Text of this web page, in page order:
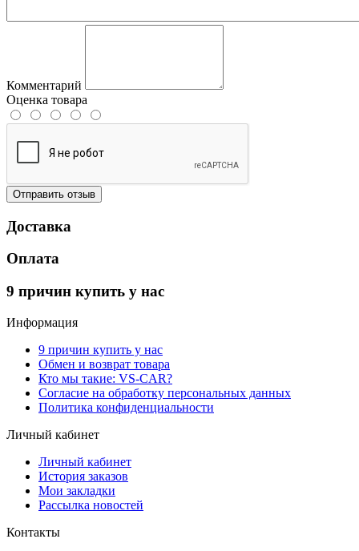
Комментарий
Оценка товара
Отправить отзыв
Доставка
Оплата
9 причин купить у нас
Информация
9 причин купить у нас
Обмен и возврат товара
Кто мы такие: VS-CAR?
Согласие на обработку персональных данных
Политика конфиденциальности
Личный кабинет
Личный кабинет
История заказов
Мои закладки
Рассылка новостей
Контакты